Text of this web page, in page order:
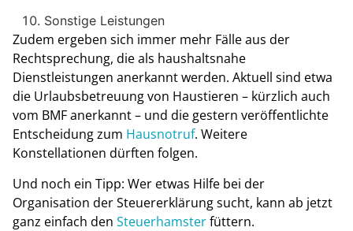
Sonstige Leistungen
Zudem ergeben sich immer mehr Fälle aus der
Rechtsprechung, die als haushaltsnahe
Dienstleistungen anerkannt werden. Aktuell sind etwa
die Urlaubsbetreuung von Haustieren – kürzlich auch
vom BMF anerkannt – und die gestern veröffentlichte
Entscheidung zum Hausnotruf. Weitere
Konstellationen dürften folgen.
Und noch ein Tipp: Wer etwas Hilfe bei der
Organisation der Steuererklärung sucht, kann ab jetzt
ganz einfach den Steuerhamsterfüttern.